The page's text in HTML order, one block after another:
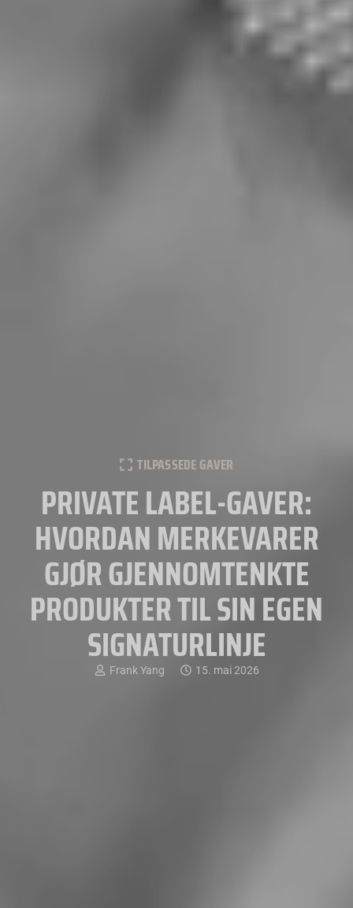
TILPASSEDE GAVER
PRIVATE LABEL-GAVER:
HVORDAN MERKEVARER
GJØR GJENNOMTENKTE
PRODUKTER TIL SIN EGEN
SIGNATURLINJE
Frank Yang 15. mai 2026